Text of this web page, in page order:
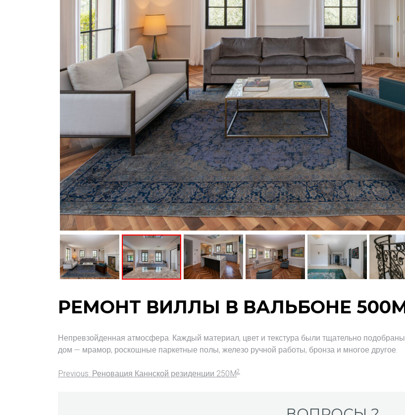
РЕМОНТ ВИЛЛЫ В ВАЛЬБОНЕ
Непревзойденная атмосфера. Каждый материал, цвет и текстура были тщательно
дом — мрамор, роскошные паркетные полы, железо ручной работы, бронза и многое другое.
Previous: Реновация Каннской резиденции 250M2